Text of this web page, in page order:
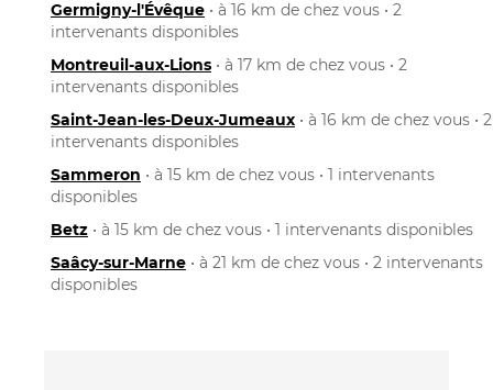
Germigny-l'Évêque • à 16 km de chez vous • 2
intervenants disponibles
Montreuil-aux-Lions • à 17 km de chez vous • 2
intervenants disponibles
Saint-Jean-les-Deux-Jumeaux • à 16 km de chez vous • 2
intervenants disponibles
Sammeron • à 15 km de chez vous • 1 intervenants
disponibles
Betz • à 15 km de chez vous • 1 intervenants disponibles
Saâcy-sur-Marne • à 21 km de chez vous • 2 intervenants
disponibles